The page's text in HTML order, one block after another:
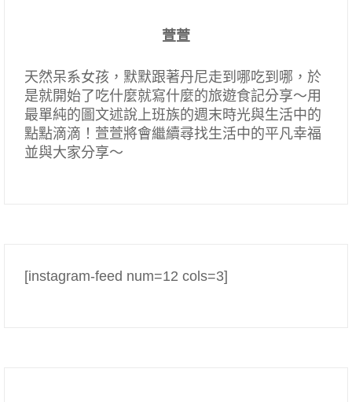
萱萱
天然呆系女孩，默默跟著丹尼走到哪吃到哪，於
是就開始了吃什麼就寫什麼的旅遊食記分享～用
最單純的圖文述說上班族的週末時光與生活中的
點點滴滴！萱萱將會繼續尋找生活中的平凡幸福
並與大家分享～
[instagram-feed num=12 cols=3]